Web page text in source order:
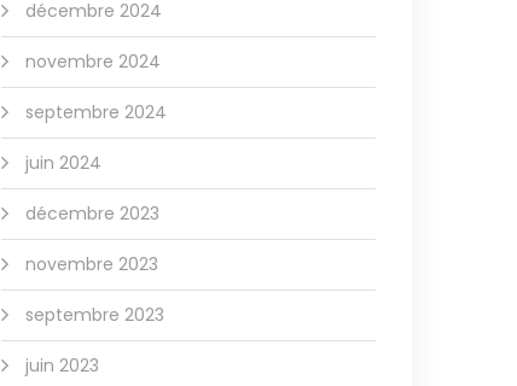
décembre 2024
novembre 2024
septembre 2024
juin 2024
décembre 2023
novembre 2023
septembre 2023
juin 2023